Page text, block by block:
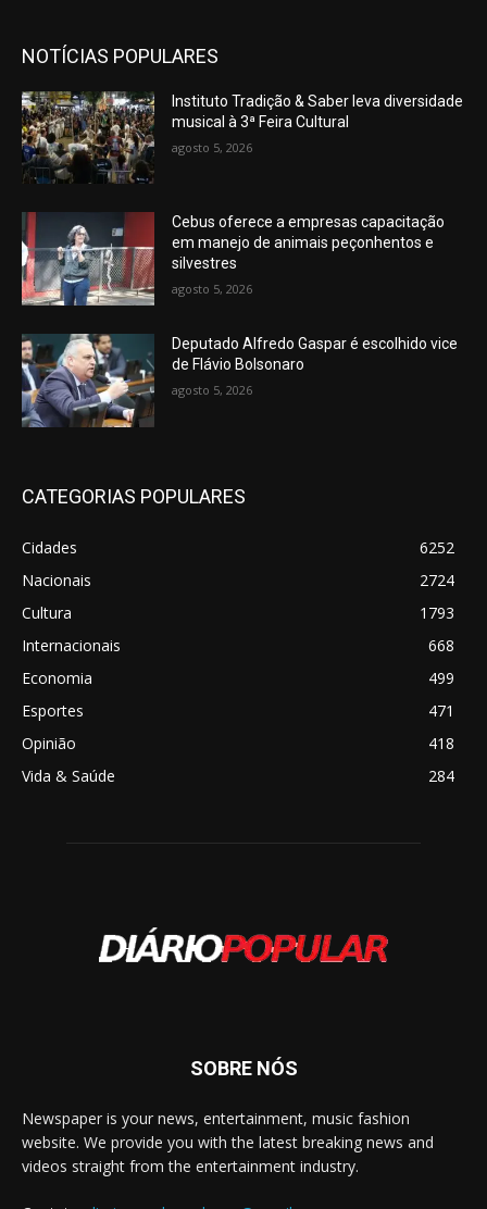
NOTÍCIAS POPULARES
Instituto Tradição & Saber leva diversidade
musical à 3ª Feira Cultural
agosto 5, 2026
Cebus oferece a empresas capacitação
em manejo de animais peçonhentos e
silvestres
agosto 5, 2026
Deputado Alfredo Gaspar é escolhido vice
de Flávio Bolsonaro
agosto 5, 2026
CATEGORIAS POPULARES
Cidades
6252
Nacionais
2724
Cultura
1793
Internacionais
668
Economia
499
Esportes
471
Opinião
418
Vida & Saúde
284
SOBRE NÓS
Newspaper is your news, entertainment, music fashion
website. We provide you with the latest breaking news and
videos straight from the entertainment industry.